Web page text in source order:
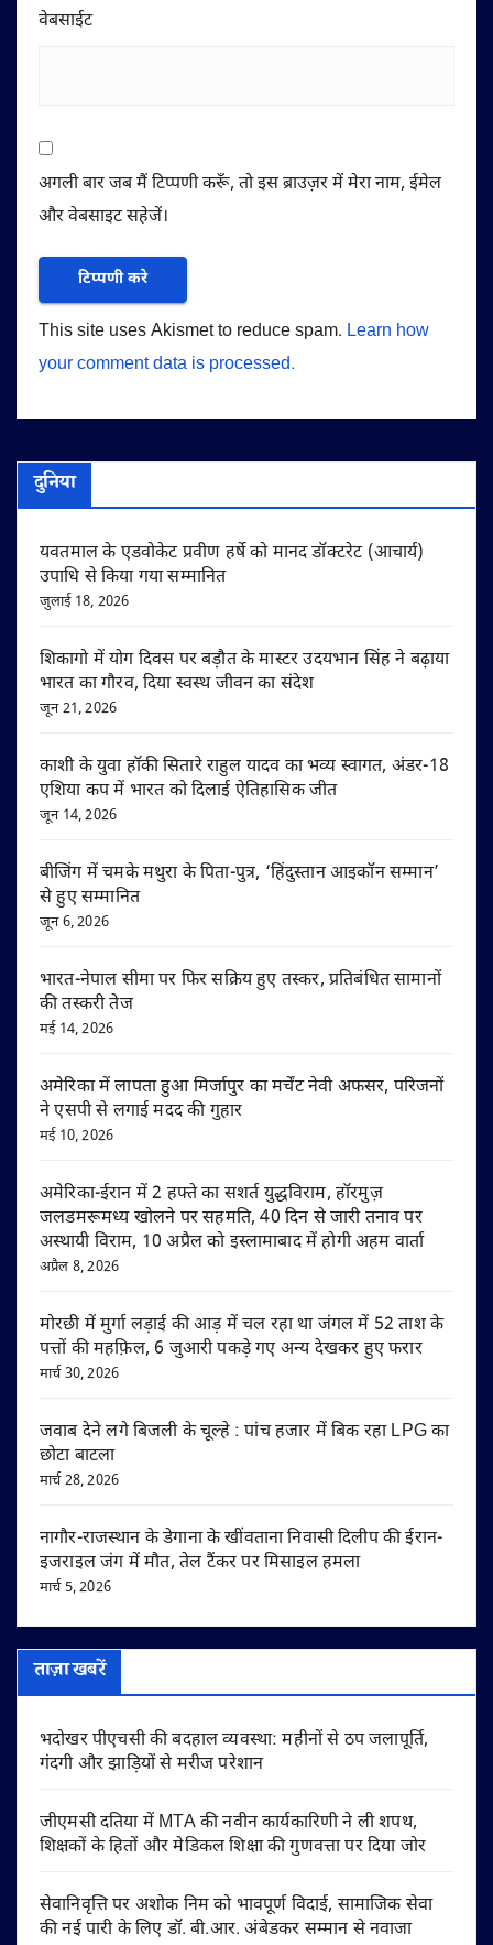
वेबसाईट
अगली बार जब मैं टिप्पणी करूँ, तो इस ब्राउज़र में मेरा नाम, ईमेल
और वेबसाइट सहेजें।
This site uses Akismet to reduce spam. Learn how
your comment data is processed.
दुनिया
यवतमाल के एडवोकेट प्रवीण हर्षे को मानद डॉक्टरेट (आचार्य)
उपाधि से किया गया सम्मानित
जुलाई 18, 2026
शिकागो में योग दिवस पर बड़ौत के मास्टर उदयभान सिंह ने बढ़ाया
भारत का गौरव, दिया स्वस्थ जीवन का संदेश
जून 21, 2026
काशी के युवा हॉकी सितारे राहुल यादव का भव्य स्वागत, अंडर-18
एशिया कप में भारत को दिलाई ऐतिहासिक जीत
जून 14, 2026
बीजिंग में चमके मथुरा के पिता-पुत्र, ‘हिंदुस्तान आइकॉन सम्मान’
से हुए सम्मानित
जून 6, 2026
भारत-नेपाल सीमा पर फिर सक्रिय हुए तस्कर, प्रतिबंधित सामानों
की तस्करी तेज
मई 14, 2026
अमेरिका में लापता हुआ मिर्जापुर का मर्चेंट नेवी अफसर, परिजनों
ने एसपी से लगाई मदद की गुहार
मई 10, 2026
अमेरिका-ईरान में 2 हफ्ते का सशर्त युद्धविराम, हॉरमुज़
जलडमरूमध्य खोलने पर सहमति, 40 दिन से जारी तनाव पर
अस्थायी विराम, 10 अप्रैल को इस्लामाबाद में होगी अहम वार्ता
अप्रैल 8, 2026
मोरछी में मुर्गा लड़ाई की आड़ में चल रहा था जंगल में 52 ताश के
पत्तों की महफ़िल, 6 जुआरी पकड़े गए अन्य देखकर हुए फरार
मार्च 30, 2026
जवाब देने लगे बिजली के चूल्हे : पांच हजार में बिक रहा LPG का
छोटा बाटला
मार्च 28, 2026
नागौर-राजस्थान के डेगाना के खींवताना निवासी दिलीप की ईरान-
इजराइल जंग में मौत, तेल टैंकर पर मिसाइल हमला
मार्च 5, 2026
ताज़ा खबरें
भदोखर पीएचसी की बदहाल व्यवस्था: महीनों से ठप जलापूर्ति,
गंदगी और झाड़ियों से मरीज परेशान
जीएमसी दतिया में MTA की नवीन कार्यकारिणी ने ली शपथ,
शिक्षकों के हितों और मेडिकल शिक्षा की गुणवत्ता पर दिया जोर
सेवानिवृत्ति पर अशोक निम को भावपूर्ण विदाई, सामाजिक सेवा
की नई पारी के लिए डॉ. बी.आर. अंबेडकर सम्मान से नवाजा